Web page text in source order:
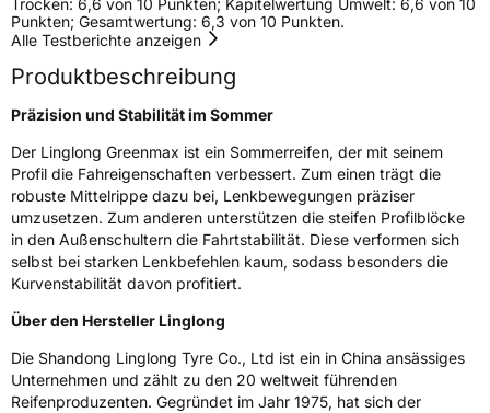
Rollgeräusch (Klasse)B
Fahrzeugklasse C1
3PMSF / Schneeflockensymbol / Alpine-Symbol Nein
Eisgrip Nein
EPREL ID430352
Allgemeine Produktsicherheit (GPSR)
HerstellerkontaktLinglong Germany GmbH, Bahnhofstraße 8
30159 Hannover Deutschland,
LLG_info@linglong.cn
Trocken: 6,6 von 10 Punkten; Kapitelwertung Umwelt: 6,6 von 10
Punkten; Gesamtwertung: 6,3 von 10 Punkten.
Alle Testberichte anzeigen
Produktbeschreibung
Präzision und Stabilität im Sommer
Der Linglong Greenmax ist ein Sommerreifen, der mit seinem
Profil die Fahreigenschaften verbessert. Zum einen trägt die
robuste Mittelrippe dazu bei, Lenkbewegungen präziser
umzusetzen. Zum anderen unterstützen die steifen Profilblöcke
in den Außenschultern die Fahrtstabilität. Diese verformen sich
selbst bei starken Lenkbefehlen kaum, sodass besonders die
Kurvenstabilität davon profitiert.
Über den Hersteller Linglong
Die Shandong Linglong Tyre Co., Ltd ist ein in China ansässiges
Unternehmen und zählt zu den 20 weltweit führenden
Reifenproduzenten. Gegründet im Jahr 1975, hat sich der